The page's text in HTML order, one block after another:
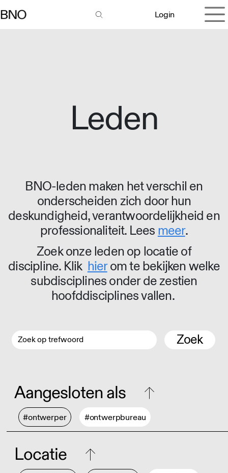
Login
Leden
BNO-leden maken het verschil en
onderscheiden zich door hun
deskundigheid, verantwoordelijkheid en
professionaliteit. Lees meer.
Zoek onze leden op locatie of
discipline. Klik hierom te bekijken welke
subdisciplines onder de zestien
hoofddisciplines vallen.
Zoek
Aangesloten als
#ontwerper #ontwerpbureau
Locatie